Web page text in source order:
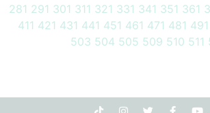
281 291 301 311 321 331 341 351 361
411 421 431 441 451 461 471 481 491
503 504 505 509 510 511